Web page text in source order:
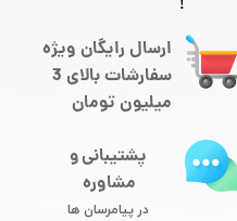
ارسال رایگان ویژه
سفارشات بالای 3
میلیون تومان
پشتیبانی و
مشاوره
در پیامرسان ها
!